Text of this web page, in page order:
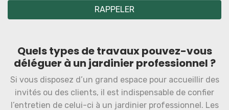
Quels types de travaux pouvez-vous
déléguer à un jardinier professionnel ?
Si vous disposez d’un grand espace pour accueillir des
invités ou des clients, il est indispensable de confier
l’entretien de celui-ci à un jardinier professionnel. Les